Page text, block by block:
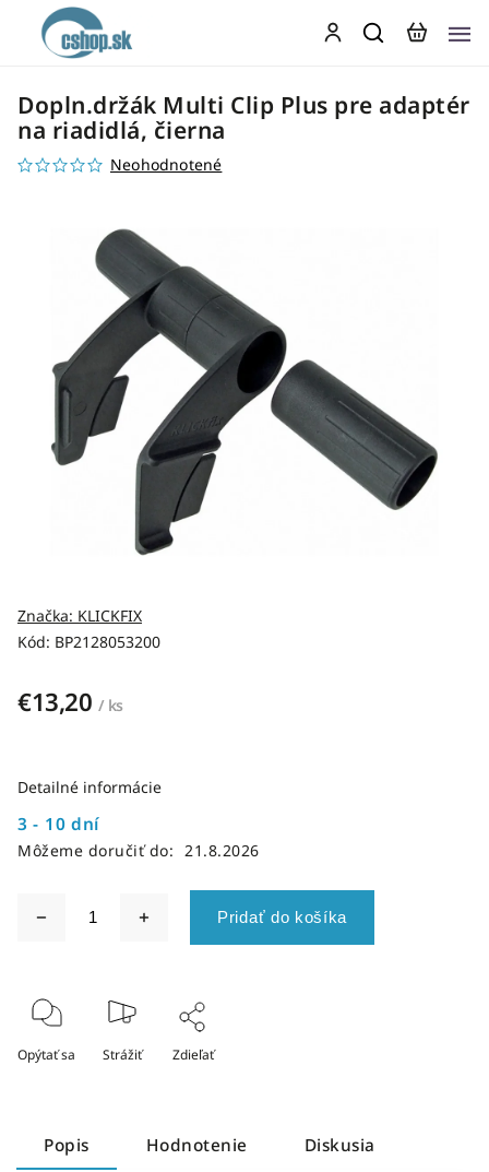
Dopln.držák Multi Clip Plus pre adaptér
na riadidlá, čierna
Neohodnotené
Kód: BP2128053200
Značka: KLICKFIX
€13,20 / ks
3 - 10 dní
Môžeme doručiť do: 21.8.2026
Pridať do košíka
Detailné informácie
Opýtať sa Strážiť Zdieľať
Popis Hodnotenie Diskusia